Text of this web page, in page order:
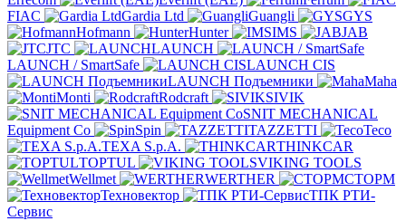
FIAC
Gardia Ltd Guangli
GYS
Hofmann
Hunter IMS
JAB
JTC
LAUNCH
LAUNCH / SmartSafe
LAUNCH CIS
LAUNCH Подъемники
Maha
Monti
Rodcraft
SIVIK
SNIT MECHANICAL
Equipment Co
Spin TAZZETTI
Teco
TEXA S.p.A.
THINKCAR
TOPTUL
VIKING TOOLS
Wellmet
WERTHER
СТОРМ
Техновектор
ТПК РТИ-
Сервис